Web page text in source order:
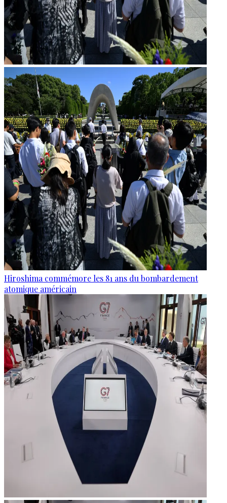
Hiroshima commémore les 81 ans du bombardement
atomique américain